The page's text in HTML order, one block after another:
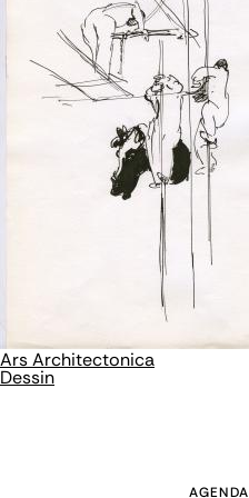
Ars Architectonica
Dessin
AGENDA